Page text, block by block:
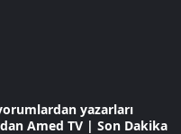
yazarları
Amed TV | Son Dakika